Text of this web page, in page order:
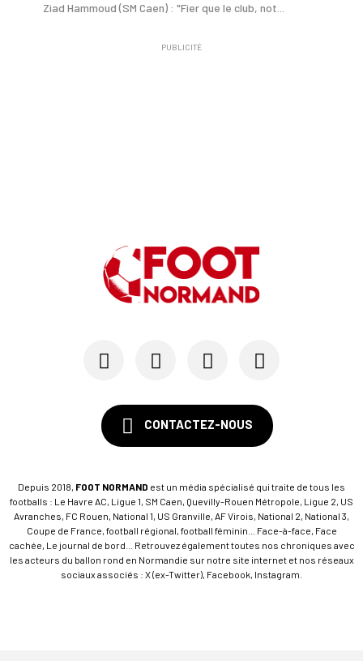
Ziad Hammoud (SM Caen) : "Fier que le club, not...
SM CAEN - MERCATO
Avec Mohamed Hafid, Malherbe veut frapper un gr...
SM Caen : Julien Meilhac quitte la direction de...
PUBLICITÉ
CONTACTEZ-NOUS
Depuis 2018, FOOT NORMAND est un média spécialisé qui traite de tous les
footballs : Le Havre AC, Ligue 1, SM Caen, Quevilly-Rouen Métropole, Ligue 2, US
Avranches, FC Rouen, National 1, US Granville, AF Virois, National 2, National 3,
Coupe de France, football régional, football féminin... Face-à-face, Face
cachée, Le journal de bord... Retrouvez également toutes nos chroniques avec
les acteurs du ballon rond en Normandie sur notre site internet et nos réseaux
sociaux associés : X (ex-Twitter), Facebook, Instagram.